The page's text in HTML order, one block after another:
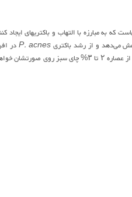
به مبارزه با التهاب و باکتریهای ایجاد
P. acnesدر
مستعد آکنه جلوگیری می‌کند. تحقیقات چندگانه نشان می‌دهد افراد مبتلا به آکنه به میزان زیادی تولید سبوم و جوش کمتری را به هنگام استفاده از عصاره ۲ تا ۳% چای سبز